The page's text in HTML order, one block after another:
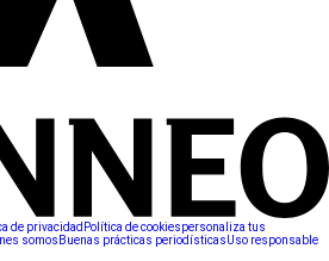
de privacidad Política de cookiespersonaliza tus
somos Buenas prácticas periodísticasUso responsable